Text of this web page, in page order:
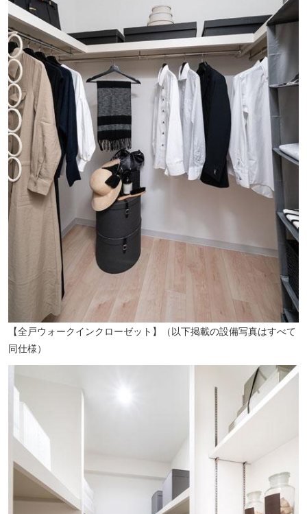
エディオン東福山店（徒歩7分／約500m）
広島大学附属福山中・高等学校（徒歩15分／約1150m）
【全戸ウォークインクローゼット】（以下掲載の設備写真はすべて
同仕様）